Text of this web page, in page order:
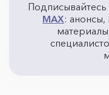
MAX: анонсы,